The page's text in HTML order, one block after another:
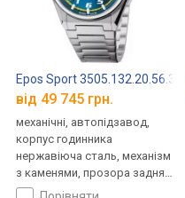
Epos Sport 3505.132.20.56.30
від 49 745 грн.
механічні, автопідзавод,
корпус годинника
нержавіюча сталь, механізм
з каменями, прозора задня
кришка, ремінець: браслет